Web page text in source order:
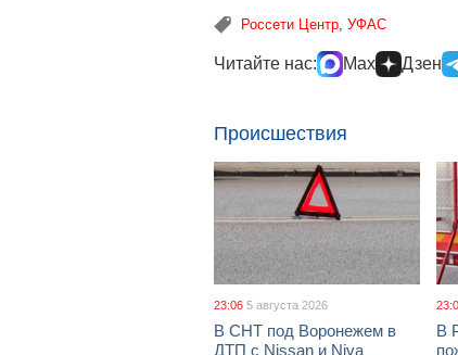
Россети Центр, УФАС
Читайте нас: Max Дзен
Происшествия
23:06 5 августа 2026
В СНТ под Воронежем в
ДТП с Nissan и Niva
В